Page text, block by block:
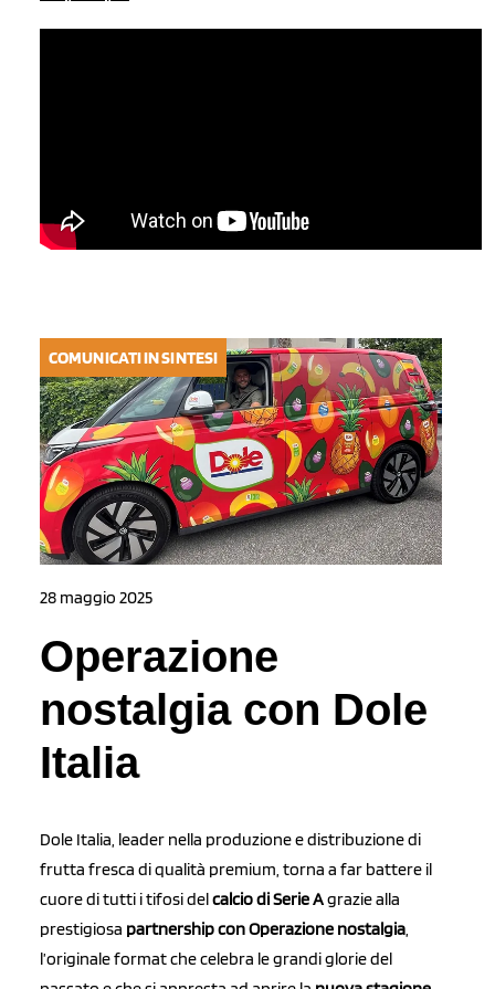
COMUNICATI IN SINTESI
28 maggio 2025
Operazione
nostalgia con Dole
Italia
Dole Italia, leader nella produzione e distribuzione di
frutta fresca di qualità premium, torna a far battere il
cuore di tutti i tifosi delcalcio di Serie Agrazie alla
prestigiosa partnership conOperazione nostalgia,
l’originale format che celebra le grandi glorie del